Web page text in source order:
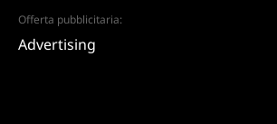
Offerta pubblicitaria:
Advertising